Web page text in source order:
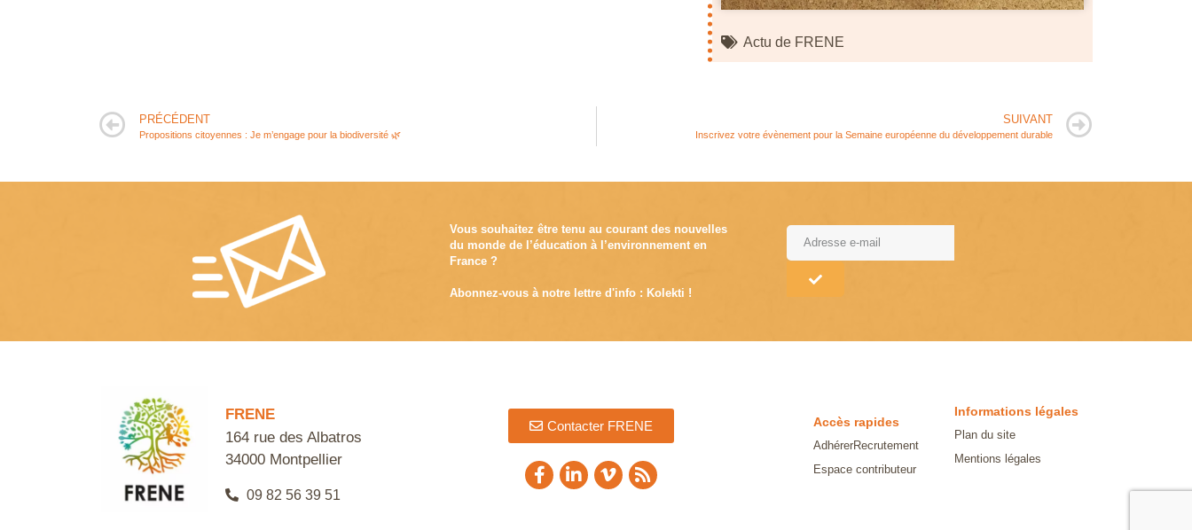
Actu de FRENE
PRÉCÉDENT
Propositions citoyennes : Je m’engage pour la biodiversité 🌿
SUIVANT
Inscrivez votre évènement pour la Semaine européenne du développement durable
Vous souhaitez être tenu au courant des nouvelles
du monde de l’éducation à l’environnement en
France ?
Abonnez-vous à notre lettre d'info : Kolekti !
FRENE
164 rue des Albatros
34000 Montpellier
09 82 56 39 51
Contacter FRENE Accès rapides
AdhérerRecrutement
Espace contributeur
Informations légales
Plan du site
Mentions légales